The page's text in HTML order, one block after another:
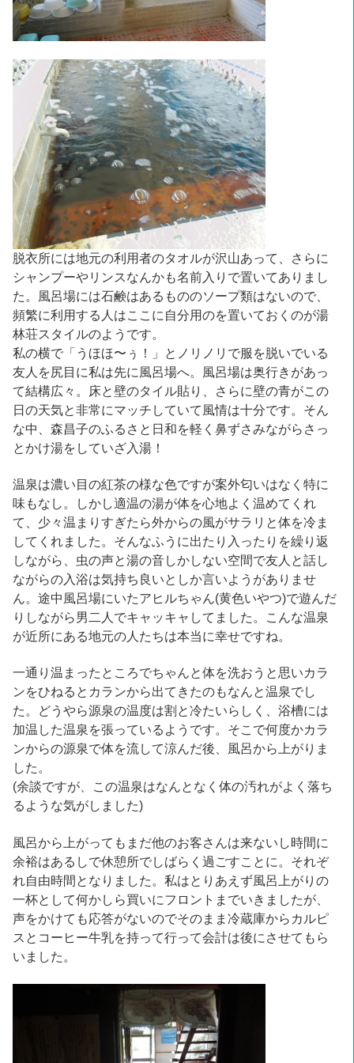
脱衣所には地元の利用者のタオルが沢山あって、さらに
シャンプーやリンスなんかも名前入りで置いてありまし
た。風呂場には石鹸はあるもののソープ類はないので、
頻繁に利用する人はここに自分用のを置いておくのが湯
林荘スタイルのようです。
私の横で「うほほ〜ぅ！」とノリノリで服を脱いでいる
友人を尻目に私は先に風呂場へ。風呂場は奥行きがあっ
て結構広々。床と壁のタイル貼り、さらに壁の青がこの
日の天気と非常にマッチしていて風情は十分です。そん
な中、森昌子のふるさと日和を軽く鼻ずさみながらさっ
とかけ湯をしていざ入湯！
温泉は濃い目の紅茶の様な色ですが案外匂いはなく特に
味もなし。しかし適温の湯が体を心地よく温めてくれ
て、少々温まりすぎたら外からの風がサラリと体を冷ま
してくれました。そんなふうに出たり入ったりを繰り返
しながら、虫の声と湯の音しかしない空間で友人と話し
ながらの入浴は気持ち良いとしか言いようがありませ
ん。途中風呂場にいたアヒルちゃん(黄色いやつ)で遊んだ
りしながら男二人でキャッキャしてました。こんな温泉
が近所にある地元の人たちは本当に幸せですね。
一通り温まったところでちゃんと体を洗おうと思いカラ
ンをひねるとカランから出てきたのもなんと温泉でし
た。どうやら源泉の温度は割と冷たいらしく、浴槽には
加温した温泉を張っているようです。そこで何度かカラ
ンからの源泉で体を流して涼んだ後、風呂から上がりま
した。
(余談ですが、この温泉はなんとなく体の汚れがよく落ち
るような気がしました)
風呂から上がってもまだ他のお客さんは来ないし時間に
余裕はあるしで休憩所でしばらく過ごすことに。それぞ
れ自由時間となりました。私はとりあえず風呂上がりの
一杯として何かしら買いにフロントまでいきましたが、
声をかけても応答がないのでそのまま冷蔵庫からカルピ
スとコーヒー牛乳を持って行って会計は後にさせてもら
いました。